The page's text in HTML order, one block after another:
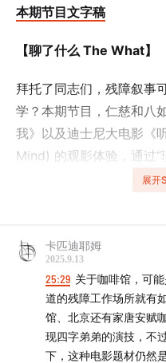
本期节目文字稿
【聊了什么 The What】
拜托了同志们，残障叙事
学？本期节目，仁慈和八
我》以及迪士尼大电影《
Mind) 的观影体验，通过“
患者日常的不同呈现，火
遍。好故事不轻易，灵感
签”。欢迎粉丝听友来杠！
Please, comrades, can
schmaltz before we
disability narratives? In
展开
卡匹迪耶姆
2025.9.13
25:29 关于咖啡馆，可
道的残障工作场所就有
馆、北京还有家唐安赋
现四字弟弟的演技，不
下，这种电影题材仍然